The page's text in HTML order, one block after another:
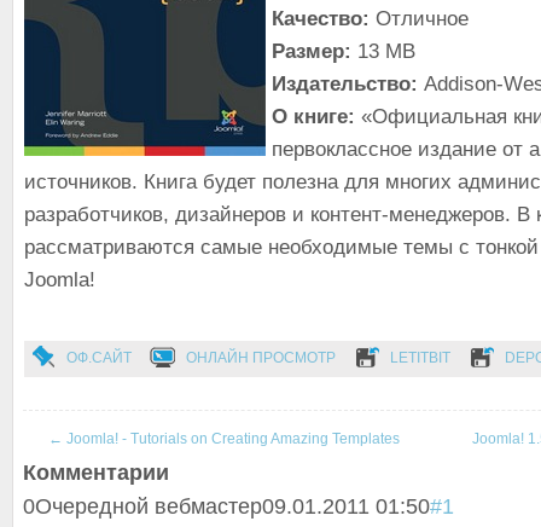
Качество: Отличное
Размер: 13 MB
Издательство: Addison-
О книге: «Официальная
первоклассное издание от
источников. Книга будет полезна для многих
разработчиков, дизайнеров и контент-менеджеров. В
рассматриваются самые необходимые темы с тонкой
Joomla!
ОФ.САЙТ ОНЛАЙН ПРОСМОТР LETITBIT
← Joomla! - Tutorials on Creating Amazing Templates Joomla!
Комментарии
0Очередной вебмастер09.01.2011 01:50#1